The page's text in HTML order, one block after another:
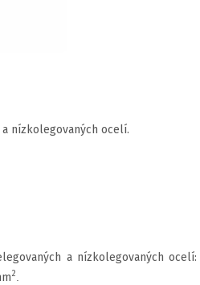
nízkolegovaných ocelí.
a nízkolegovaných ocelí:
2